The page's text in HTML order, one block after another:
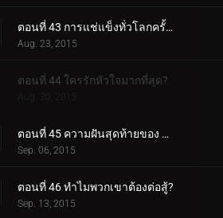
ตอนที่ 43 การแช่แข็งทั่วโลกครั้งที่สองจะเกิดขึ้นเมื่อใด
Aug. 23, 2015
ตอนที่ 44 ใครรักหัวใจมากที่สุด?
Aug. 30, 2015
ตอนที่ 45 ความฝันสุดท้ายของ Roidmude คืออะไร?
Sep. 06, 2015
ตอนที่ 46 ทำไมพวกเขาต้องต่อสู้?
Sep. 13, 2015